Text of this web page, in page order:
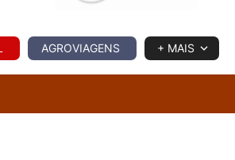
AGROVIAGENS + MAIS